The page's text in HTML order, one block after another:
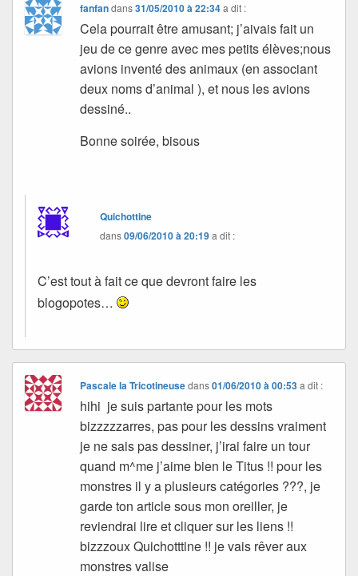
fanfandans31/05/2010 à 22:34 a dit :
Cela pourrait être amusant; j’aivais fait un
jeu de ce genre avec mes petits élèves;nous
avions inventé des animaux (en associant
deux noms d’animal ), et nous les avions
dessiné..
Bonne soirée, bisous
Quichottine
dans09/06/2010 à 20:19a dit :
C’est tout à fait ce que devront faire les
blogopotes…
Pascale la Tricotineusedans01/06/2010 à 00:53 a dit :
hihi je suis partante pour les mots
bizzzzzarres, pas pour les dessins vraiment
je ne sais pas dessiner, j’irai faire un tour
quand m^me j’aime bien le Titus !! pour les
monstres il y a plusieurs catégories ???, je
garde ton article sous mon oreiller, je
reviendrai lire et cliquer sur les liens !!
bizzzoux Quichotttine !! je vais rêver aux
monstres valise